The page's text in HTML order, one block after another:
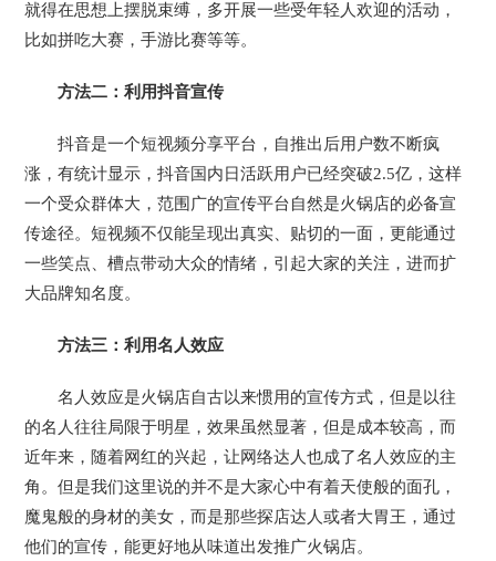
就得在思想上摆脱束缚，多开展一些受年轻人欢迎的活动，
比如拼吃大赛，手游比赛等等。
方法二：利用抖音宣传
抖音是一个短视频分享平台，自推出后用户数不断疯
涨，有统计显示，抖音国内日活跃用户已经突破2.5亿，这样
一个受众群体大，范围广的宣传平台自然是火锅店的必备宣
传途径。短视频不仅能呈现出真实、贴切的一面，更能通过
一些笑点、槽点带动大众的情绪，引起大家的关注，进而扩
大品牌知名度。
方法三：利用名人效应
名人效应是火锅店自古以来惯用的宣传方式，但是以往
的名人往往局限于明星，效果虽然显著，但是成本较高，而
近年来，随着网红的兴起，让网络达人也成了名人效应的主
角。但是我们这里说的并不是大家心中有着天使般的面孔，
魔鬼般的身材的美女，而是那些探店达人或者大胃王，通过
他们的宣传，能更好地从味道出发推广火锅店。